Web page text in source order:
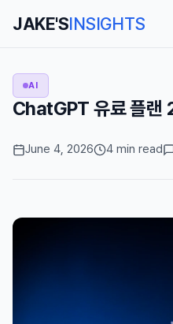
JAKE'SINSIGHTS
AI
ChatGPT 유료 플랜
June 4, 2026 4 min read